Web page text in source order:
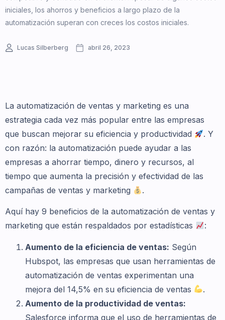
iniciales, los ahorros y beneficios a largo plazo de la
automatización superan con creces los costos iniciales.
Lucas Silberberg abril 26, 2023
La automatización de ventas y marketing es una
estrategia cada vez más popular entre las empresas
que buscan mejorar su eficiencia y productividad
. Y
con razón: la automatización puede ayudar a las
empresas a ahorrar tiempo, dinero y recursos, al
tiempo que aumenta la precisión y efectividad de las
campañas de ventas y marketing
.
Aquí hay 9 beneficios de la automatización de ventas y
marketing que están respaldados por estadísticas
:
Aumento de la eficiencia de ventas: Según
Hubspot, las empresas que usan herramientas de
automatización de ventas experimentan una
mejora del 14,5% en su eficiencia de ventas
.
Aumento de la productividad de ventas:
Salesforce informa que el uso de herramientas de